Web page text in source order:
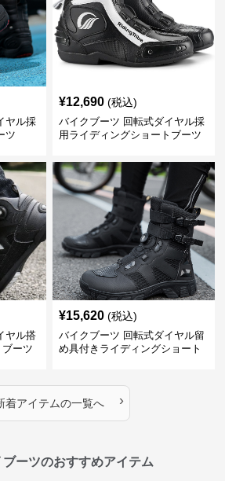
ヤル採
ツ
¥12,690 (税込)
バイクブーツ 回転式ダイヤル採
用ライディングショートブーツ
ヤル搭
ーツ
¥15,620 (税込)
バイクブーツ 回転式ダイヤル留
め具付きライディングショート
着アイテムの一覧へ ›
ーツのおすすめアイテム